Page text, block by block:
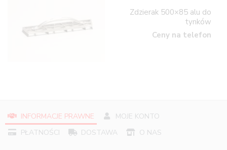
Zdzierak 500×85 alu do
tynków
Ceny na telefon
INFORMACJE PRAWNE
MOJE KONTO
PŁATNOŚCI
DOSTAWA O NAS